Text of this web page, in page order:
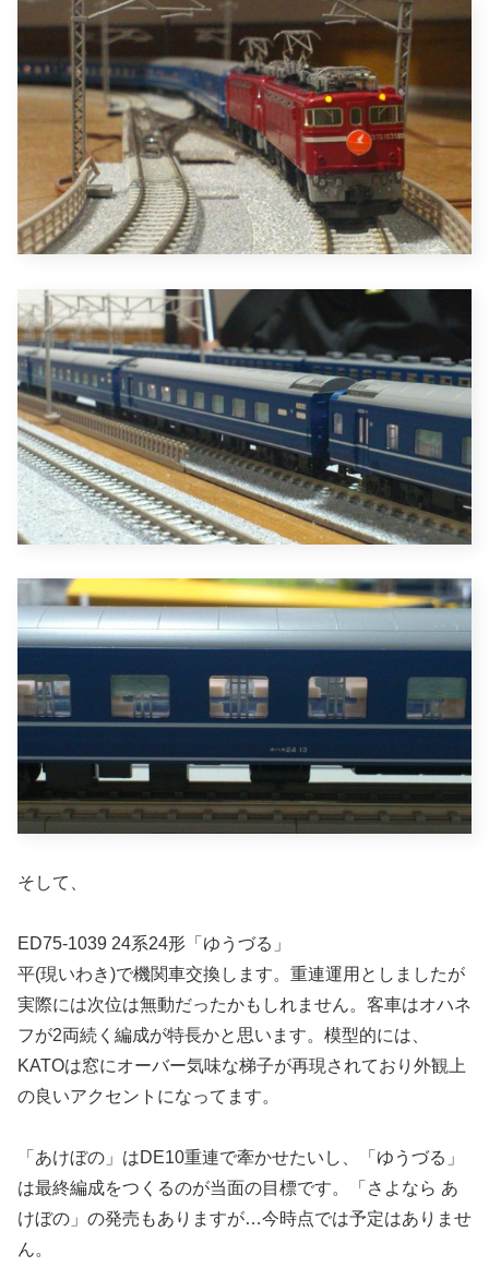
そして、
ED75-1039 24系24形「ゆうづる」
平(現いわき)で機関車交換します。重連運用としましたが
実際には次位は無動だったかもしれません。客車はオハネ
フが2両続く編成が特長かと思います。模型的には、
KATOは窓にオーバー気味な梯子が再現されており外観上
の良いアクセントになってます。
「あけぼの」はDE10重連で牽かせたいし、「ゆうづる」
は最終編成をつくるのが当面の目標です。「さよなら あ
けぼの」の発売もありますが…今時点では予定はありませ
ん。